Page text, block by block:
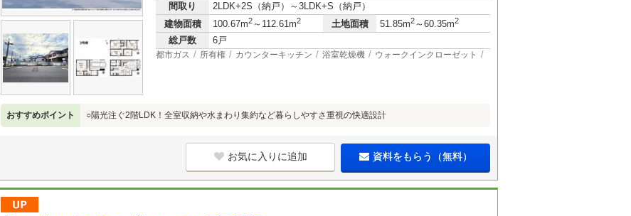
間取り
2LDK+2S（納戸）～3LDK+S（納戸）
建物面積
100.67m2～112.61m2 土地面積 51.85m2～60.35m2
総戸数 6戸
都市ガス 所有権 カウンターキッチン 浴室乾燥機 ウォークインクローゼット
おすすめポイント ○陽光注ぐ2階LDK！全室収納や水まわり集約など暮らしやすさ重視の快適設計
お気に入りに追加 資料をもらう（無料）